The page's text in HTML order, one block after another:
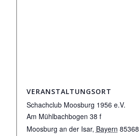
VERANSTALTUNGSORT
Schachclub Moosburg 1956 e.V.
Am Mühlbachbogen 38 f
Moosburg an der Isar, Bayern 85368